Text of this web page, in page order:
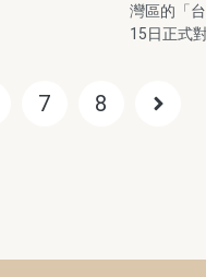
灣區的「
15日正式
7 8